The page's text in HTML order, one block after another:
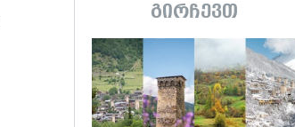
გირჩევთ